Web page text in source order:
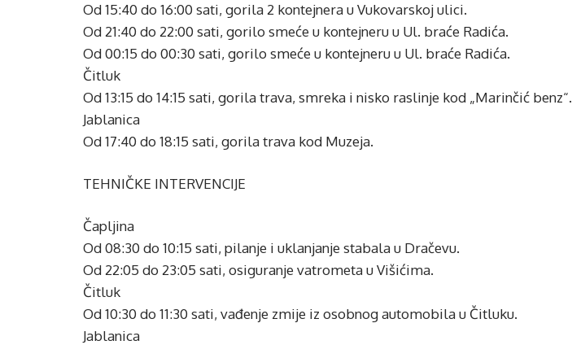
Od 15:40 do 16:00 sati, gorila 2 kontejnera u Vukovarskoj ulici.
Od 21:40 do 22:00 sati, gorilo smeće u kontejneru u Ul. braće Radića.
Od 00:15 do 00:30 sati, gorilo smeće u kontejneru u Ul. braće Radića.
Čitluk
Od 13:15 do 14:15 sati, gorila trava, smreka i nisko raslinje kod „Marinčić benz“.
Jablanica
Od 17:40 do 18:15 sati, gorila trava kod Muzeja.
TEHNIČKE INTERVENCIJE
Čapljina
Od 08:30 do 10:15 sati, pilanje i uklanjanje stabala u Dračevu.
Od 22:05 do 23:05 sati, osiguranje vatrometa u Višićima.
Čitluk
Od 10:30 do 11:30 sati, vađenje zmije iz osobnog automobila u Čitluku.
Jablanica